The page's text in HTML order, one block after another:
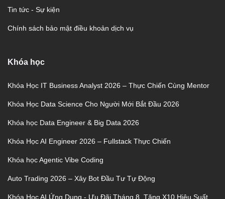
Tin tức - Sự kiện
Chính sách bảo mật điều khoản dịch vụ
Khóa học
Khóa Học IT Business Analyst 2026 – Thực Chiến Cùng Mentor
Khóa Học Data Science Cho Người Mới Bắt Đầu 2026
Khóa học Data Engineer & Big Data 2026
Khóa Học AI Engineer 2026 – Fullstack Thực Chiến
Khóa học Agentic Vibe Coding
Auto Trading 2026 – Xây Bot Đầu Tư Tự Động
Khóa Học AI Ứng Dụng - Ưu Đãi Tháng 8, Tăng X10 Hiệu Suất